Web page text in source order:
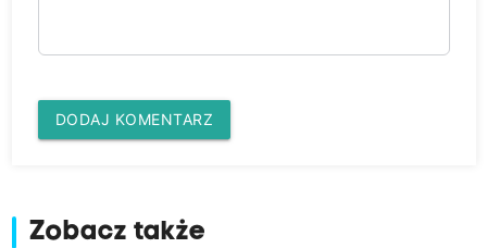
DODAJ KOMENTARZ
Zobacz także